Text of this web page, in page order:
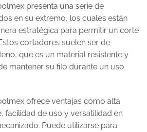
presenta una serie de
en su extremo, los cuales están
estratégica para permitir un corte
cortadores suelen ser de
que es un material resistente y
mantener su filo durante un uso
ofrece ventajas como alta
facilidad de uso y versatilidad en
Puede utilizarse para